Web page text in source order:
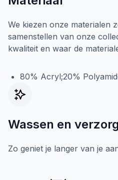
We kiezen onze materialen
samenstellen van onze
kwaliteit en waar de
80% Acryl;20%
Wassen en
Zo geniet je langer van je